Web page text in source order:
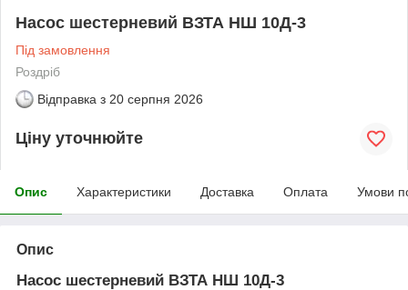
Насос шестерневий ВЗТА НШ 10Д-3
Під замовлення
Роздріб
Відправка з 20 серпня 2026
Ціну уточнюйте
Опис Характеристики Доставка Оплата Умови
Опис
Насос шестерневий ВЗТА НШ 10Д-3